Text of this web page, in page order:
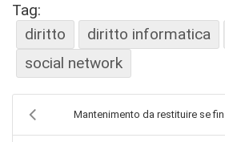
Tag:
diritto
diritto informatica
social network
Mantenimento da restituire se